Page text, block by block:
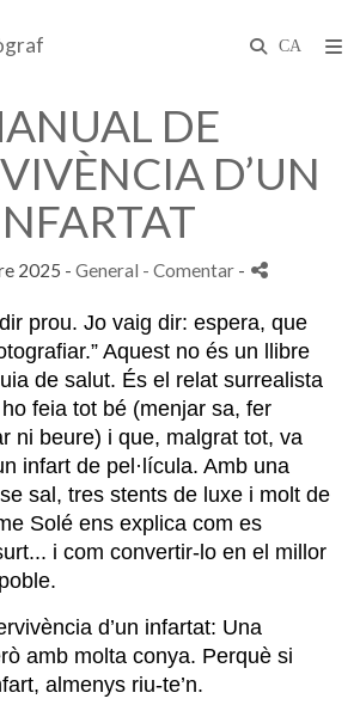
DE
D’UN
2025 - General - Comentar -
prou. Jo vaig dir: espera, que
Aquest no és un llibre
de salut. És el relat surrealista
feia tot bé (menjar sa, fer
ni beure) i que, malgrat tot, va
infart de pel·lícula. Amb una
sal, tres stents de luxe i molt de
Solé ens explica com es
i com convertir-lo en el millor
d’un infartat: Una
amb molta conya. Perquè si
almenys riu-te’n.